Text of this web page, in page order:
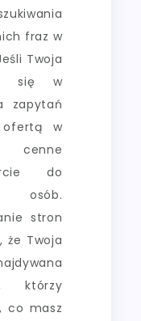
fraz w
Twoja
się w
zapytań
ofertą w
cenne
do
osób.
stron
że Twoja
którzy
co masz